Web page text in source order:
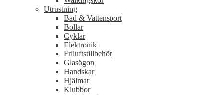
Utrustning
Bad & Vattensport
Bollar
Cyklar
Elektronik
Friluftstillbehör
Glasögon
Handskar
Hjälmar
Klubbor